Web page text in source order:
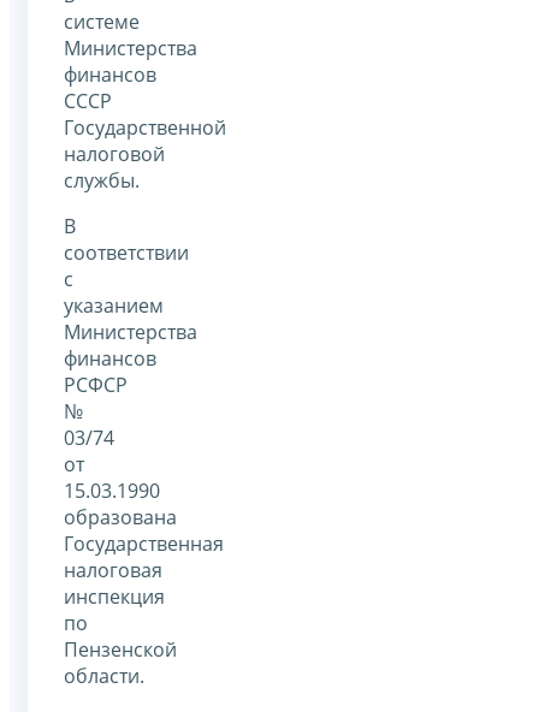
системе
Министерства
финансов
СССР
Государственной
налоговой
службы.
В
соответствии
с
указанием
Министерства
финансов
РСФСР
№
03/74
от
15.03.1990
образована
Государственная
налоговая
инспекция
по
Пензенской
области.